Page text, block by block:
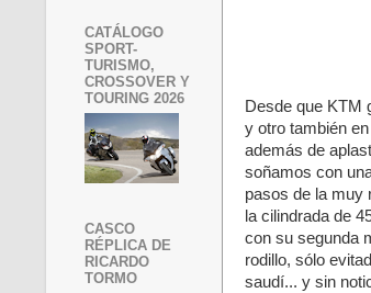
Desde que KTM
y otro también
además de
soñamos con
pasos de la muy
la cilindrada de
con su segunda
rodillo, sólo
saudí... y sin
CATÁLOGO
SPORT-
TURISMO,
CROSSOVER Y
TOURING 2026
CASCO
RÉPLICA DE
RICARDO
TORMO